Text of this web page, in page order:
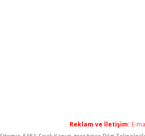
Reklam ve İletişim: E-